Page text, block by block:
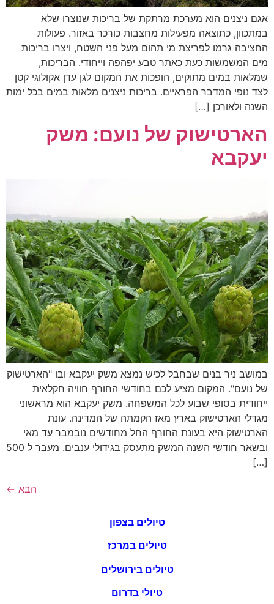
אגם ניצנים הוא מערכת מרתקת של בריכות שנוצרו שלא
במתכוון, כתוצאה מפעילות מחצבות כורכר באזור. פעולות
החציבה גרמו לפריצת מי תהום מעל פני השטח, ויצרו בריכות
מים המשמשות כעת כאתר טבע יפהפה וייחודי. הבריכות,
שמלאות במים מתוקים, הופכות את המקום לגן עדן אקולוגי קטן
לצד נופי המדבר הפראיים. בריכות ניצנים מלאות במים בכל ימות
השנה ולאורכן […]
הארטישוק של נועם: משק
יעקבא
במושב ניר בנים שבחבל לכיש נמצא משק יעקבא ובו "הארטישוק
של נועם". המקום מציע לכם בחודשי החורף חוויה חקלאית
ייחודית בסופי שבוע לכל המשפחה. משק יעקבא הוא מראשוני
מגדלי הארטישוק בארץ מאז הקמתה של המדינה. עונת
הארטישוק היא בעונת החורף החל מחודשים נובמבר עד מאי
ובשאר חודשי השנה המשק מתעסק בגידולי ענבים. מעבר ל 500
[…]
הבא ←
טיולים בצפון
טיולים במרכז
טיולים בירושלים
טיולי בדרום